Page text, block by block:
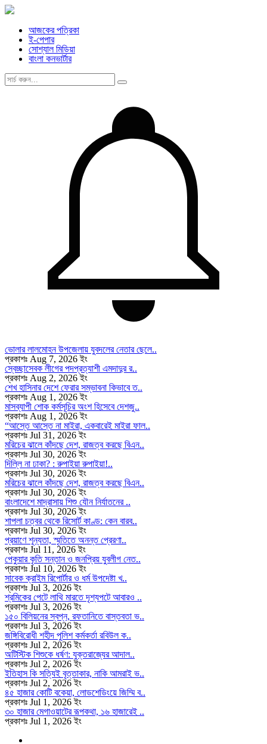
আজকের পত্রিকা
ই-পেপার
সোশ্যাল মিডিয়া
বাংলা কনভার্টার
ভোলার লালমোহন উপজেলায় যুবদলের নেতার ছেলে..
প্রকাশঃ Aug 7, 2026 ইং
স্বেচ্ছাসেবক লীগের পদপ্রত্যাশী এমদাদুর র..
প্রকাশঃ Aug 2, 2026 ইং
শেখ হাসিনার দেশে ফেরার সম্ভাবনা কিভাবে ত..
প্রকাশঃ Aug 1, 2026 ইং
মাসব্যাপী শোক কর্মসূচির অংশ হিসেবে দেশজু..
প্রকাশঃ Aug 1, 2026 ইং
“আস্তে আস্তে না মাইরা, একবারেই মাইরা ফাল..
প্রকাশঃ Jul 31, 2026 ইং
মরিচের ঝালে কাঁদছে দেশ, রাজত্ব করছে বিএন..
প্রকাশঃ Jul 30, 2026 ইং
দিল্লি না ঢাকা? : রুপাইয়া রুপাইয়া!..
প্রকাশঃ Jul 30, 2026 ইং
মরিচের ঝালে কাঁদছে দেশ, রাজত্ব করছে বিএন..
প্রকাশঃ Jul 30, 2026 ইং
বাংলাদেশে মাদ্রাসায় শিশু যৌন নির্যাতনের ..
প্রকাশঃ Jul 30, 2026 ইং
শাপলা চত্বর থেকে রিসোর্ট কাণ্ড: কেন বারব..
প্রকাশঃ Jul 30, 2026 ইং
প্রয়াণে শূন্যতা, স্মৃতিতে অনন্ত প্রেরণা..
প্রকাশঃ Jul 11, 2026 ইং
পেকুয়ার কৃতি সন্তান ও জনপ্রিয় যুবলীগ নেত..
প্রকাশঃ Jul 10, 2026 ইং
সাবেক ক্রাইম রিপোর্টার ও ধর্ম উপদেষ্টা খ..
প্রকাশঃ Jul 3, 2026 ইং
শ্রমিকের পেটে লাথি মারতে দৃশ্যপটে আবারও ..
প্রকাশঃ Jul 3, 2026 ইং
১৫০ বিলিয়নের স্বপ্ন, রফতানিতে বাস্তবতা ভ..
প্রকাশঃ Jul 3, 2026 ইং
জঙ্গিবিরোধী শহীদ পুলিশ কর্মকর্তা রবিউল ক..
প্রকাশঃ Jul 2, 2026 ইং
অটিস্টিক শিশুকে ধর্ষণ: যুক্তরাজ্যের আদাল..
প্রকাশঃ Jul 2, 2026 ইং
ইতিহাস কি সত্যিই বৃত্তাকার, নাকি আমরাই ভ..
প্রকাশঃ Jul 2, 2026 ইং
৪৫ হাজার কোটি বকেয়া, লোডশেডিংয়ে জিম্মি ব..
প্রকাশঃ Jul 1, 2026 ইং
৩০ হাজার মেগাওয়াটের রূপকথা, ১৬ হাজারেই ..
প্রকাশঃ Jul 1, 2026 ইং